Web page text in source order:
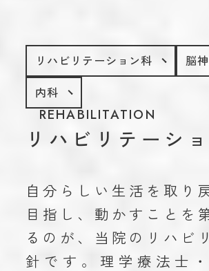
脳神経外科
脳ドック・健康診断
学術実績
ブログ
お問い合わせ
リハビリテーション科
脳
内科
REHABILITATION
リハビリテーシ
自分らしい生活を取り
目指し、動かすことを
るのが、当院のリハビ
針です。理学療法士